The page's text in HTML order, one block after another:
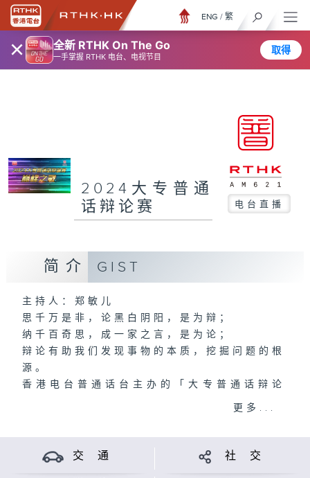
× 全新 RTHK On The Go
一手掌握 RTHK 电台、电视节目
取得
ENG / 繁
2024大专普通
话辩论赛
电台直播
简介 GIST
主持人：郑敏儿
思千万是非，论黑白阴阳，是为辩；
纳千百奇思，成一家之言，是为论；
辩论有助我们发现事物的本质，挖掘问题的根
源。
香港电台普通话台主办的「大专普通话辩论
赛」，已踏入第二十三届。过去二十多年来，
辩论队进行交流、比赛，向外界展示香港高校
更多...
交 通 社 交